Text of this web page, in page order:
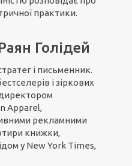
практики.
Голідей
і письменник.
і зіркових
Apparel,
рекламними
книжки,
у New York Times,